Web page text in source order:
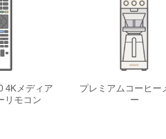
4Kメディア
リモコン
プレミアムコーヒー
ー